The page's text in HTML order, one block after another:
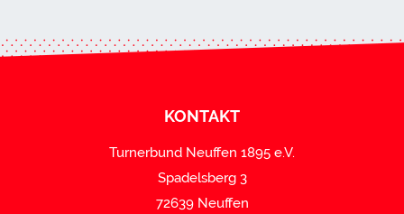
KONTAKT
Turnerbund Neuffen 1895 e.V.
Spadelsberg 3
72639 Neuffen